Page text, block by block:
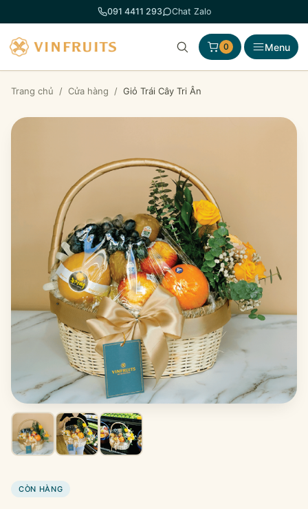
đến
phần
nội
dung
091 4411 293 Chat Zalo
0 Menu
Trang chủ / Cửa hàng / Giỏ Trái Cây Tri Ân
CÒN HÀNG